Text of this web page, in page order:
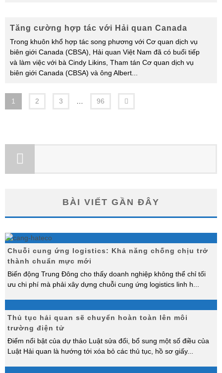
Tăng cường hợp tác với Hải quan Canada
Trong khuôn khổ hợp tác song phương với Cơ quan dịch vụ
biên giới Canada (CBSA), Hải quan Việt Nam đã có buổi tiếp
và làm việc với bà Cindy Likins, Tham tán Cơ quan dịch vụ
biên giới Canada (CBSA) và ông Albert
1 2 3 96
BÀI VIẾT GẦN ĐÂY
Chuỗi cung ứng logistics: Khả năng chống chịu trở
thành chuẩn mực mới
Biến động Trung Đông cho thấy doanh nghiệp không thể chỉ tối
ưu chi phí mà phải xây dựng chuỗi cung ứng logistics linh h
Thủ tục hải quan sẽ chuyển hoàn toàn lên môi
trường điện tử
Điểm nổi bật của dự thảo Luật sửa đổi, bổ sung một số điều của
Luật Hải quan là hướng tới xóa bỏ các thủ tục, hồ sơ giấy...